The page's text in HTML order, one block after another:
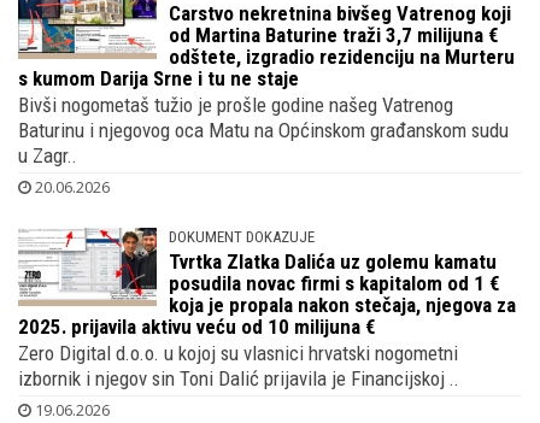
Carstvo nekretnina bivšeg Vatrenog koji
od Martina Baturine traži 3,7 milijuna €
odštete, izgradio rezidenciju na Murteru
s kumom Darija Srne i tu ne staje
Bivši nogometaš tužio je prošle godine našeg Vatrenog
Baturinu i njegovog oca Matu na Općinskom građanskom sudu
u Zagr..
20.06.2026
DOKUMENT DOKAZUJE
Tvrtka Zlatka Dalića uz golemu kamatu
posudila novac firmi s kapitalom od 1 €
koja je propala nakon stečaja, njegova za
2025. prijavila aktivu veću od 10 milijuna €
Zero Digital d.o.o. u kojoj su vlasnici hrvatski nogometni
izbornik i njegov sin Toni Dalić prijavila je Financijskoj ..
19.06.2026